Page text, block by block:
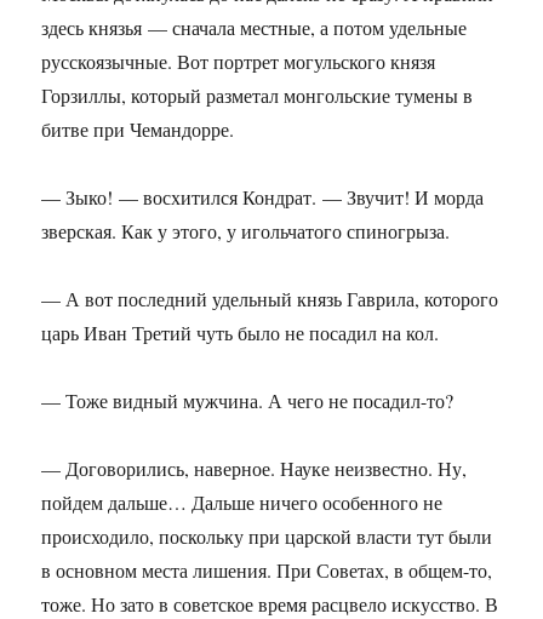
здесь князья — сначала местные, а потом удельные
русскоязычные. Вот портрет могульского князя
Горзиллы, который разметал монгольские тумены в
битве при Чемандорре.
— Зыко! — восхитился Кондрат. — Звучит! И морда
зверская. Как у этого, у игольчатого спиногрыза.
— А вот последний удельный князь Гаврила, которого
царь Иван Третий чуть было не посадил на кол.
— Тоже видный мужчина. А чего не посадил-то?
— Договорились, наверное. Науке неизвестно. Ну,
пойдем дальше… Дальше ничего особенного не
происходило, поскольку при царской власти тут были
в основном места лишения. При Советах, в общем-то,
тоже. Но зато в советское время расцвело искусство. В